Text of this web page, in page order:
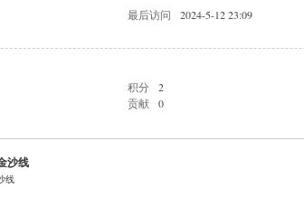
最后访问 2024-5-12 23:09
积分 2
贡献 0
沙线
线